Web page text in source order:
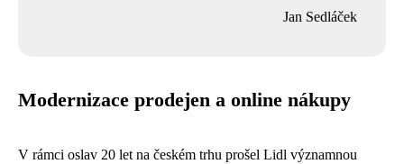
Jan Sedláček
Modernizace prodejen a online nákupy
V rámci oslav 20 let na českém trhu prošel Lidl významnou